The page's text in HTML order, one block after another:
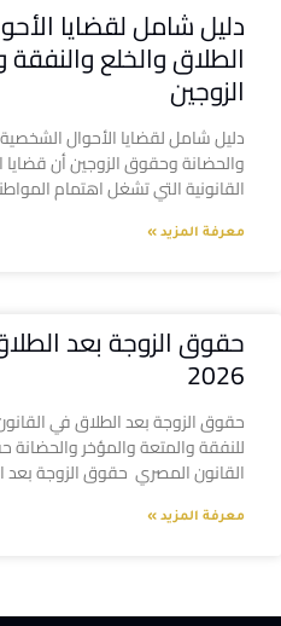
دليل شامل لقضايا
الطلاق والخلع
الزوجين
دليل شامل لقضايا الأحوال
والحضانة وحقوق الزوجين أن قضايا
القانونية التي تشغل اهتمام
معرفة المزيد »
حقوق الزوجة بعد
2026
للنفقة والمتعة والمؤخر
القانون المصري حقوق الزوجة بعد
معرفة المزيد »